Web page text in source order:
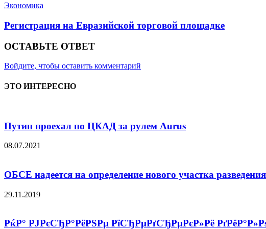
Экономика
Регистрация на Евразийской торговой площадке
ОСТАВЬТЕ ОТВЕТ
Войдите, чтобы оставить комментарий
ЭТО ИНТЕРЕСНО
Путин проехал по ЦКАД за рулем Aurus
08.07.2021
ОБСЕ надеется на определение нового участка
29.11.2019
РќР° РЈРєСЂР°РёРЅРµ РїСЂРµРґСЂРµРєР»Рё